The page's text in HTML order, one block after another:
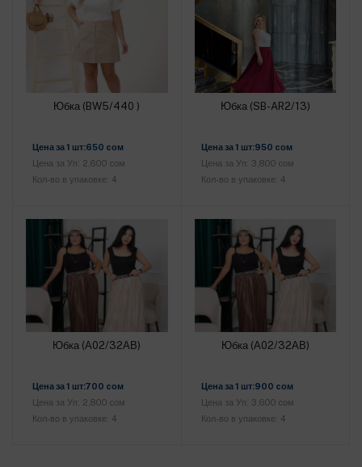
Юбка (BW5/440 )
Цена за 1 шт:650 cом
Цена за Уп: 2,600 cом
Кол-во в упаковке: 4
Юбка (SB-AR2/13)
Цена за 1 шт:950 cом
Цена за Уп: 3,800 cом
Кол-во в упаковке: 4
Юбка (А02/32АВ)
Цена за 1 шт:700 cом
Цена за Уп: 2,800 cом
Кол-во в упаковке: 4
Юбка (А02/32АВ)
Цена за 1 шт:900 cом
Цена за Уп: 3,600 cом
Кол-во в упаковке: 4